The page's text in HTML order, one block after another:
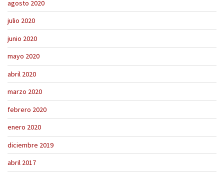
agosto 2020
julio 2020
junio 2020
mayo 2020
abril 2020
marzo 2020
febrero 2020
enero 2020
diciembre 2019
abril 2017